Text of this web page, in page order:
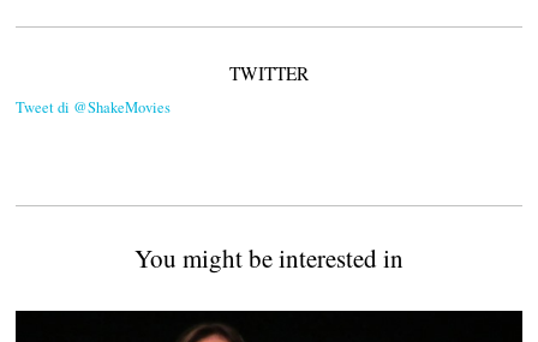
TWITTER
Tweet di @ShakeMovies
You might be interested in